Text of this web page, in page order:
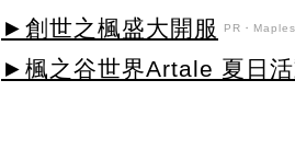
►創世之楓盛大開服
PR・
►楓之谷世界Artale 夏日